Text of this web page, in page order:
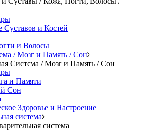
Суставов и Костей
и Волосы
/ Мозг и Память / Сон
Система / Мозг и Память / Сон
и Памяти
Сон
Здоровье и Настроение
система
система